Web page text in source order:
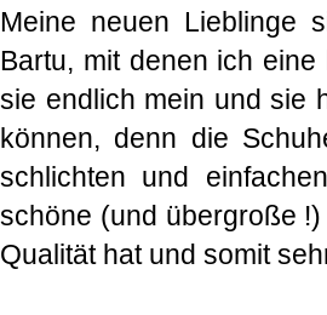
Meine neuen Lieblinge
Bartu, mit denen ich
sie endlich mein und sie
können, denn die
schlichten und
schöne (und übergroße !)
Qualität hat und somit